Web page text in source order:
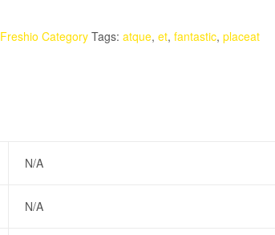
Freshio Category Tags: atque, et, fantastic, placeat
N/A
N/A